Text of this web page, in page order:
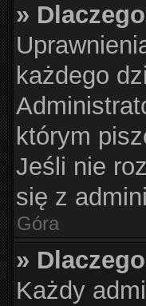
»
każdego
którym
Jeśli nie
się z
Góra
»
Każdy